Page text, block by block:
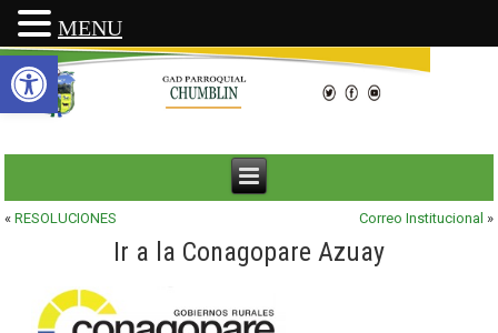
Abrir barra de herramientas
«RESOLUCIONES Correo Institucional »
Ir a la Conagopare Azuay
MENU